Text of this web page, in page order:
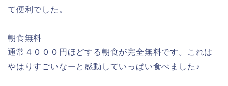
て便利でした。
朝食無料
通常４０００円ほどする朝食が完全無料です。これは
やはりすごいなーと感動していっぱい食べました♪